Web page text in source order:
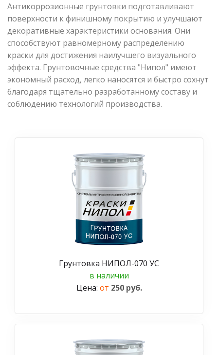
Антикоррозионные грунтовки подготавливают
поверхности к финишному покрытию и улучшают
декоративные характеристики основания. Они
способствуют равномерному распределению
краски для достижения наилучшего визуального
эффекта. Грунтовочные средства "Нипол" имеют
экономный расход, легко наносятся и быстро сохнут
благодаря тщательно разработанному составу и
соблюдению технологий производства.
Грунтовка НИПОЛ-070 УС
в наличии
Цена: от 250 руб.